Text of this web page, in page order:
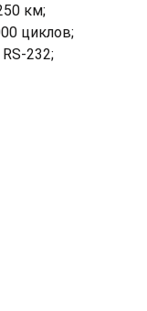
км;
циклов;
232;